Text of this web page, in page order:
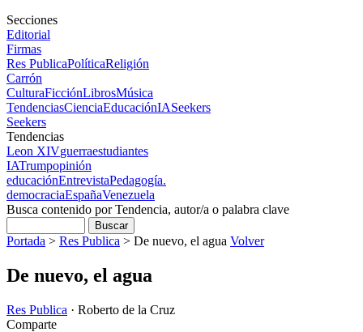
Secciones
Editorial
Firmas
Res PublicaPolíticaReligión
Carrón
CulturaFicciónLibrosMúsica
TendenciasCienciaEducaciónIASeekers
Seekers
Tendencias
Leon XIVguerraestudiantes
IATrumpopinión
educaciónEntrevistaPedagogía.
democraciaEspañaVenezuela
Busca contenido por Tendencia, autor/a o palabra clave
Portada > Res Publica > De nuevo, el agua Volver
De nuevo, el agua
Res Publica · Roberto de la Cruz
Comparte